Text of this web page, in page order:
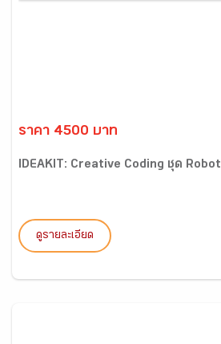
ราคา 4500 บาท
IDEAKIT: Creative Coding ชุด Robot
ดูรายละเอียด